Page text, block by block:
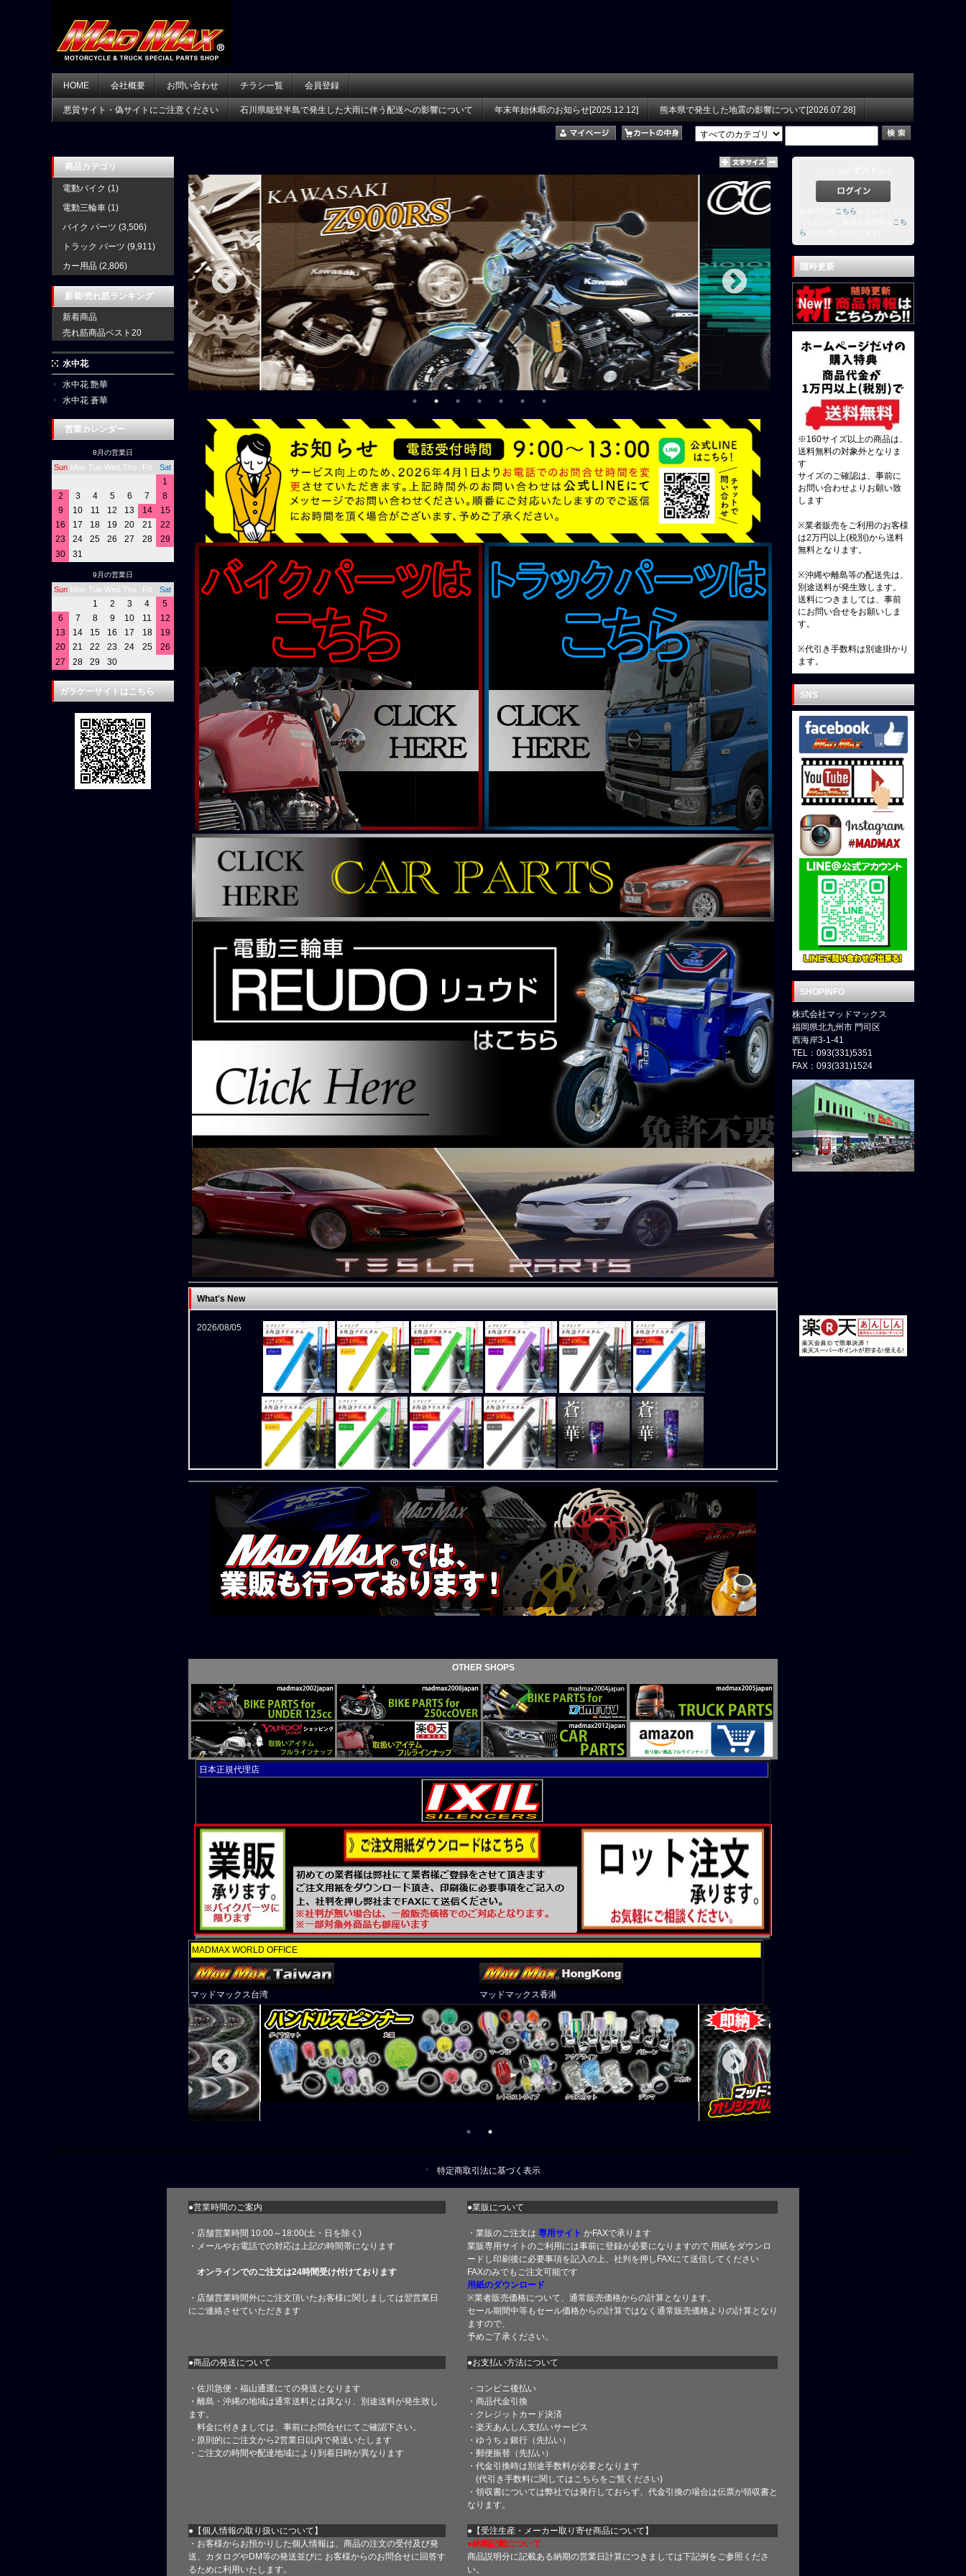
HOME 会社概要 お問い合わせ チラシ一覧 会員登録
悪質サイト・偽サイトにご注意ください 石川県能登半島で発生した大雨に伴う配送への影響について 年末年始休暇のお知らせ[2025.12.12] 熊本県で発生した地震の影響について[2026.07.28]
What's New
2026/08/05
2026/08/05
新商品入荷！クリスタルシフトノブ 泡 400mm 変換アダプター付き ブルー！
新商品入荷！クリスタルシフトノブ 泡 400mm 変換アダプター付き イエロー！
新商品入荷！クリスタルシフトノブ 泡 400mm 変換アダプター付き グリーン！
新商品入荷！クリスタルシフトノブ 泡 400mm 変換アダプター付き パープル！
新商品入荷！クリスタルシフトノブ 泡 400mm 変換アダプター付き スモーク！
新商品入荷！クリスタルシフトノブ 泡 500mm 変換アダプター付き パープル！
新商品入荷！水中花 蒼華 さいか シフトノブ 95mm 変換アダプター付き パープル/ブルー！
新商品入荷！水中花 蒼華 さいか シフトノブ 141mm 変換アダプター付き パープル/ブルー！
新商品入荷！水中花 蒼華 さいか シフトノブ 190mm 変換アダプター付き パープル/ブルー！
新商品入荷！シフトノブ変換アダプター エクステンション 口径変換 M6-1.0！
新商品入荷！スズキ エブリィバン DA64V メッキ ミラーカバー 左右セット！
OTHER SHOPS
日本正規代理店
MADMAX WORLD OFFICE
マッドマックス台湾 マッドマックス香港
商品カテゴリ
電動バイク (1)
電動三輪車 (1)
バイク パーツ (3,506)
トラック パーツ (9,911)
カー用品 (2,806)
新着/売れ筋ランキング
新着商品
売れ筋商品ベスト20
水中花
水中花 艶華
水中花 蒼華
営業カレンダー
8月の営業日
Sun Mon Tue Wed Thu Fri Sat
1
2
3 4 5 6 7
8
9
10 11 12 13 14
15
16
17 18 19 20 21
22
23
24 25 26 27 28
29
30
31
9月の営業日
Sun Mon Tue Wed Thu Fri Sat
1 2 3 4
5
6
7 8 9 10 11
12
13
14 15 16 17 18
19
20
21 22 23 24 25
26
27
28 29 30
ガラケーサイトはこちら
こちら
こち
ら
随時更新
※160サイズ以上の商品は、
送料無料の対象外となりま
す
サイズのご確認は、事前に
お問い合わせよりお願い致
します
※業者販売をご利用のお客様
は2万円以上(税別)から送料
無料となります。
※沖縄や離島等の配送先は、
別途送料が発生致します。
送料につきましては、事前
にお問い合せをお願いしま
す。
※代引き手数料は別途掛かり
ます。
SNS
SHOPINFO
株式会社マッドマックス
福岡県北九州市 門司区
西海岸3-1-41
TEL：093(331)5351
FAX：093(331)1524
特定商取引法に基づく表示
●営業時間のご案内 ●業販について
・店舗営業時間 10:00～18:00(土・日を除く)
・メールやお電話での対応は上記の時間帯になります
オンラインでのご注文は24時間受け付けております
・店舗営業時間外にご注文頂いたお客様に関しましては翌営業日
にご連絡させていただきます
・業販のご注文は 専用サイト かFAXで承ります
業販専用サイトのご利用には事前に登録が必要になりますので 用紙をダウンロ
ードし印刷後に必要事項を記入の上、社判を押しFAXにて送信してください
FAXのみでもご注文可能です
用紙のダウンロード
※業者販売価格について、通常販売価格からの計算となります。
セール期間中等もセール価格からの計算ではなく通常販売価格よりの計算となり
ますので、
予めご了承ください。
●商品の発送について ●お支払い方法について
・佐川急便・福山通運にての発送となります
・離島・沖縄の地域は通常送料とは異なり、別途送料が発生致し
ます。
料金に付きましては、事前にお問合せにてご確認下さい。
・原則的にご注文から2営業日以内で発送いたします
・ご注文の時間や配達地域により到着日時が異なります
・コンビニ後払い
・商品代金引換
・クレジットカード決済
・楽天あんしん支払いサービス
・ゆうちょ銀行（先払い）
・郵便振替（先払い）
・代金引換時は別途手数料が必要となります
(代引き手数料に関してはこちら をご覧ください)
・領収書については弊社では発行しておらず、代金引換の場合は伝票が領収書と
なります。
●【個人情報の取り扱いについて】
●【受注生産・メーカー取り寄せ商品について】
・お客様からお預かりした個人情報は、商品の注文の受付及び発
送、カタログやDM等の発送並びに お客様からのお問合せに回答す
るために利用いたします。
●納期記載について
商品説明分に記載ある納期の営業日計算につきましては下記例をご参照くださ
い。